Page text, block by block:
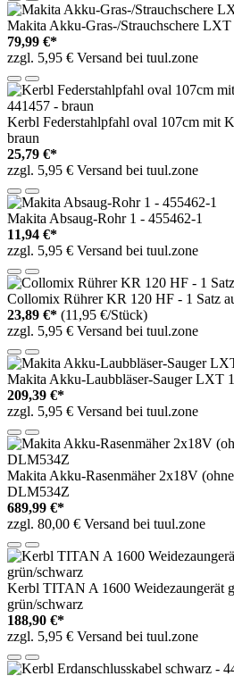
Makita Akku-Gras-/Strauchschere
79,99 €*
zzgl. 5,95 € Versand bei tuul.zone
Kerbl Federstahlpfahl oval 107cm mit
braun
25,79 €*
zzgl. 5,95 € Versand bei tuul.zone
Makita Absaug-Rohr 1 - 455462-1
11,94 €*
zzgl. 5,95 € Versand bei tuul.zone
Collomix Rührer KR 120 HF - 1 Satz
23,89 €* (11,95 €/Stück)
zzgl. 5,95 € Versand bei tuul.zone
Makita Akku-Laubbläser-Sauger LXT
209,39 €*
zzgl. 5,95 € Versand bei tuul.zone
Makita Akku-Rasenmäher 2x18V
DLM534Z
689,99 €*
zzgl. 80,00 € Versand bei tuul.zone
Kerbl TITAN A 1600 Weidezaungerät
grün/schwarz
188,90 €*
zzgl. 5,95 € Versand bei tuul.zone